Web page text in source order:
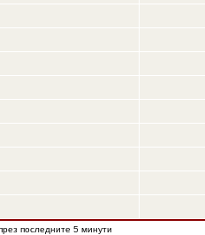
последните 5 минути